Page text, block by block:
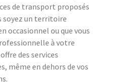
de transport proposés
soyez un territoire
occasionnel ou que vous
à votre
des services
même en dehors de vos